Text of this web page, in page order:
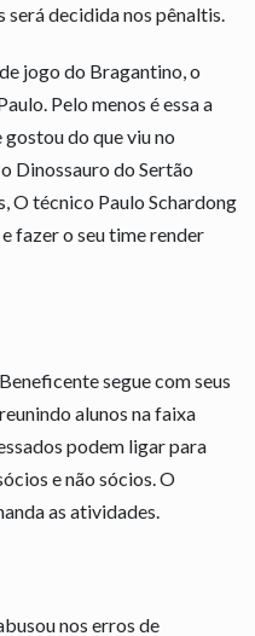
decidida nos pênaltis.
jogo do Bragantino, o
Pelo menos é essa a
do que viu no
Dinossauro do Sertão
O técnico Paulo Schardong
fazer o seu time render
segue com seus
alunos na faixa
podem ligar para
e não sócios. O
as atividades.
nos erros de